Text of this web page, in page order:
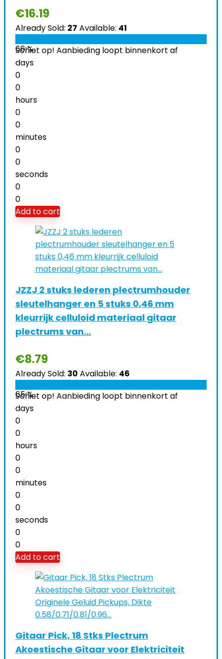
€16.19
Already Sold: 27 Available: 41
66 %
Schiet op! Aanbieding loopt binnenkort af
days
0
0
hours
0
0
minutes
0
0
seconds
0
0
Add to cart
JZZJ 2 stuks lederen plectrumhouder
sleutelhanger en 5 stuks 0,46 mm
kleurrijk celluloid materiaal gitaar
plectrums van…
€8.79
Already Sold: 30 Available: 46
65 %
Schiet op! Aanbieding loopt binnenkort af
days
0
0
hours
0
0
minutes
0
0
seconds
0
0
Add to cart
Gitaar Pick, 18 Stks Plectrum
Akoestische Gitaar voor Elektriciteit